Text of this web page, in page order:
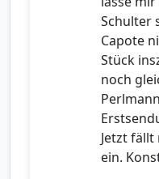
Schulter
Capote
Stück
noch
Jetzt
ein.